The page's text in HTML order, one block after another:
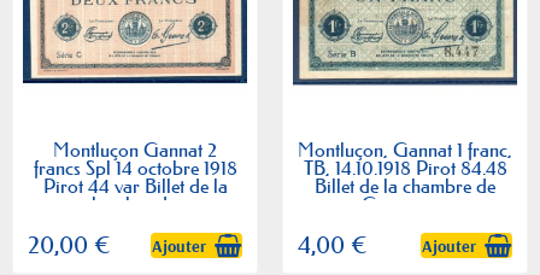
Montluçon Gannat 2
francs Spl 14 octobre 1918
Pirot 44 var Billet de la
chambre de...
20,00 € Ajouter
Montluçon, Gannat 1 franc,
TB, 14.10.1918 Pirot 84.48
Billet de la chambre de
Commerce
4,00 € Ajouter